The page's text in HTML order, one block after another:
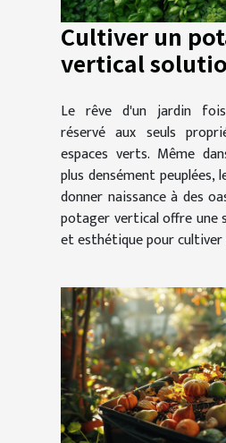
Cultiver un
vertical
Le rêve d'un jardin
réservé aux seuls
espaces verts. Même
plus densément peuplées,
donner naissance à des
potager vertical offre une
et esthétique pour cultiver